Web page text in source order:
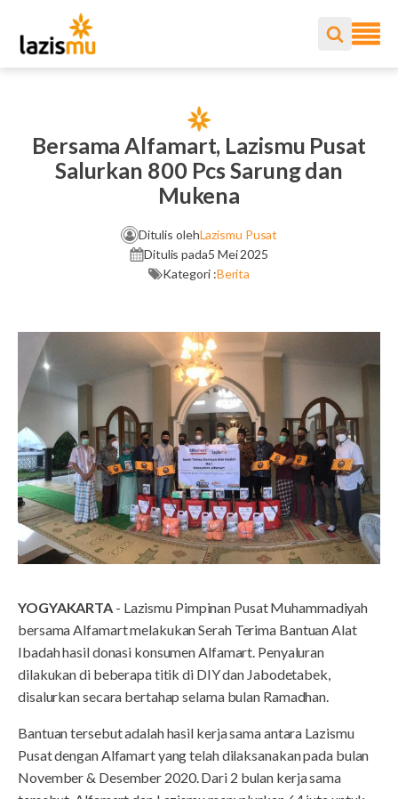
Bersama Alfamart, Lazismu Pusat
Salurkan 800 Pcs Sarung dan
Mukena
Ditulis olehLazismu Pusat
Ditulis pada5 Mei 2025
Kategori :Berita
YOGYAKARTA - Lazismu Pimpinan Pusat Muhammadiyah
bersama Alfamart melakukan Serah Terima Bantuan Alat
Ibadah hasil donasi konsumen Alfamart. Penyaluran
dilakukan di beberapa titik di DIY dan Jabodetabek,
disalurkan secara bertahap selama bulan Ramadhan.
Bantuan tersebut adalah hasil kerja sama antara Lazismu
Pusat dengan Alfamart yang telah dilaksanakan pada bulan
November & Desember 2020. Dari 2 bulan kerja sama